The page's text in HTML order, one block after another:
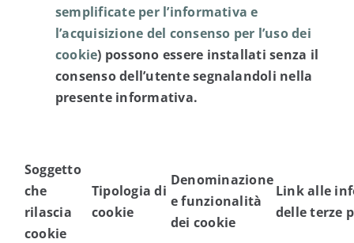
semplificate per l’informativa e
l’acquisizione del consenso per l’uso dei
cookie) possono essere installati senza il
consenso dell’utente segnalandoli nella
presente informativa.
Soggetto
che
rilascia
cookie
Tipologia di
cookie
Denominazione
e funzionalità
dei cookie
Link alle
delle terze